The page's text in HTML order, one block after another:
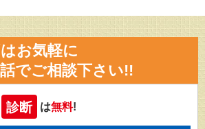
お気軽に
でご相談下さい!!
診断 は無料!